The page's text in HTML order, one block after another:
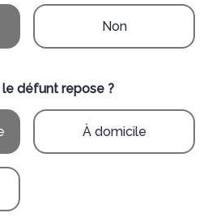
Non
défunt repose ?
À domicile